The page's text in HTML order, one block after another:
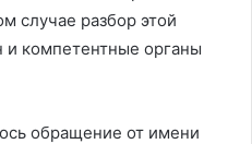
случае разбор этой
и компетентные органы
обращение от имени